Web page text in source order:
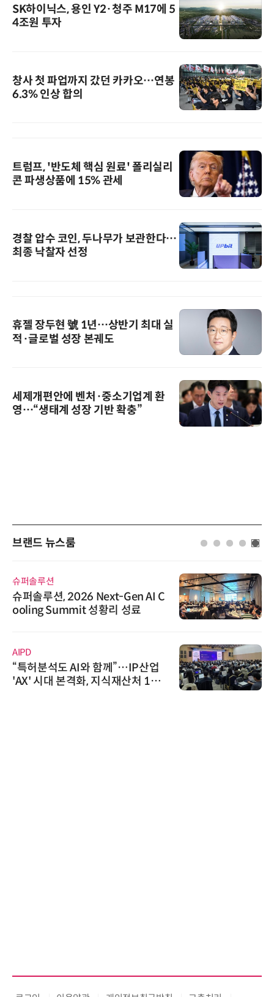
SK하이닉스, 용인 Y2·청주 M17에 5
4조원 투자
창사 첫 파업까지 갔던 카카오…연봉
6.3% 인상 합의
트럼프, '반도체 핵심 원료' 폴리실리
콘 파생상품에 15% 관세
경찰 압수 코인, 두나무가 보관한다…
최종 낙찰자 선정
휴젤 장두현 號 1년…상반기 최대 실
적·글로벌 성장 본궤도
세제개편안에 벤처·중소기업계 환
영…“생태계 성장 기반 확충”
브랜드 뉴스룸
슈퍼솔루션
슈퍼솔루션, 2026 Next-Gen AI C
ooling Summit 성황리 성료
AIPD
“특허분석도 AI와 함께”…IP산업
'AX' 시대 본격화, 지식재산처 1호